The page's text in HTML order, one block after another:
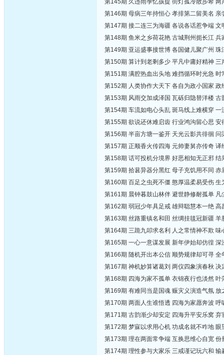
第145期 久违雨季忆孩提 街灯孤冷散步希
第146期 母病三年持恒心 孝排第二留美名
第147期 接二连三为海疆 各说各话惹争端
第148期 鱼米之乡荷花艳 古城荆州扼长江
第149期 亚运盛事接世博 各国健儿聚广州
第150期 算计到老剩多少 平凡中庸好精神
第151期 满腔热血出头地 难挡循环时光急
第152期 人类协作大天下 各自为政小国家
第153期 风雨交加成泽国 瓦砾归隐替洋楼
第154期 车流如电心头乱 斑马线上难横穿
第155期 欲说还休难启齿 行业鸿沟留心思
第156期 半亩方塘一鉴开 天光云影共徘徊
第157期 正顺香火传四海 元帅妻舅亦传奇
第158期 话可投机分境界 好恶相知无正邪
第159期 拾葚异器分黑红 母子充饥用不同
第160期 百足之虫死不僵 憨厚温柔易受伤
第161期 晨钟暮鼓山林伴 避世静修耐孤单
第162期 弱冠少年具足戒 雄辩聪慧本一绝
第163期 丝路重镇名和田 丝绸挂毯冠新疆
第164期 三跪九叩求名利 人之常情神不欺
第165期 一心一意谋发展 新年伊始却仿徨
第166期 随机开出本公信 顺势规律却可寻
第167期 神机妙算诸葛刘 两仪四象演春秋
第168期 四海为家不孤单 衣锦夜行也淡然
第169期 有难同当是国魂 赈灾义演造气氛
第170期 两面人生谁悟透 四海为家愿奔波
第171期 古韵渐少却安定 四海升平安乐窝
第172期 梦寐以求用心机 功成名就不咋地
第173期 理在两面常争端 互换思维心自宽
第174期 理性参与大家乐 三戒谨记玩六和